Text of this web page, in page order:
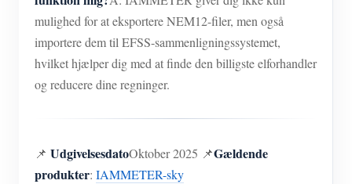
mulighed for at eksportere NEM12-filer, men også
importere dem til EFSS-sammenligningssystemet,
hvilket hjælper dig med at finde den billigste elforhandler
og reducere dine regninger.
📌 UdgivelsesdatoOktober 2025 📌Gældende
produkter: IAMMETER-sky